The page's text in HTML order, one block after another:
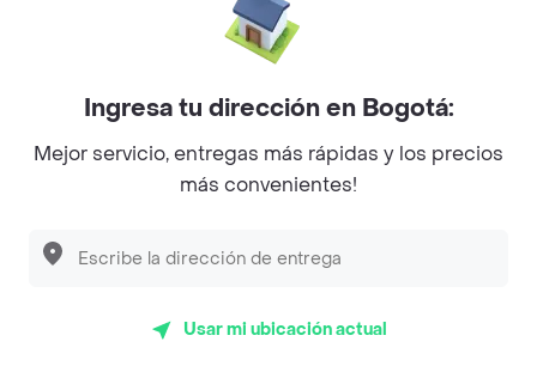
Sopitas y Frijoladas
En los mas de 28 opiniones de clientes de Rappi fueron
China en Bucaramanga y lo calificaron con un promedio
Ingresa tu dirección en Bogotá:
Mejor servicio, entregas más rápidas y los precios
más convenientes!
Usar mi ubicación actual